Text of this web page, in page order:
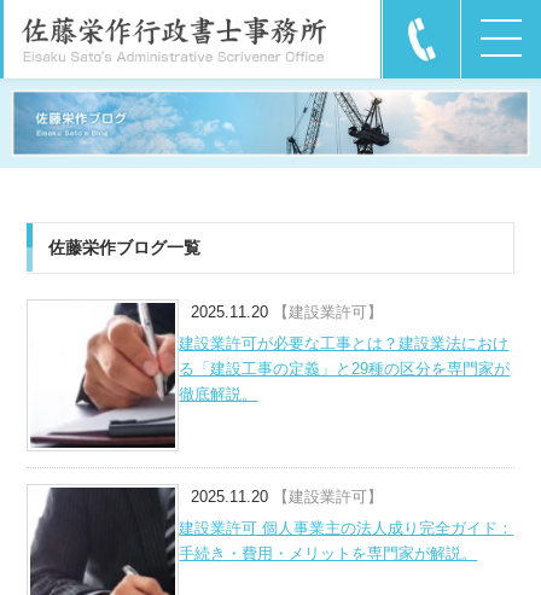
佐藤栄作ブログ一覧
2025.11.20
【建設業許可】
建設業許可が必要な工事とは？建設業法におけ
る「建設工事の定義」と29種の区分を専門家が
徹底解説。
2025.11.20
【建設業許可】
建設業許可 個人事業主の法人成り完全ガイド：
手続き・費用・メリットを専門家が解説。